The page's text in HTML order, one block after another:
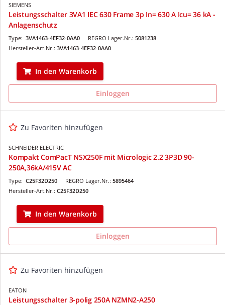
SIEMENS
Leistungsschalter 3VA1 IEC 630 Frame 3p In= 630 A Icu= 36 kA -
Anlagenschutz
REGRO Lager.Nr.: 5081238
Type: 3VA1463-4EF32-0AA0
Hersteller-Art.Nr.: 3VA1463-4EF32-0AA0
In den Warenkorb
Einloggen
Zu Favoriten hinzufügen
SCHNEIDER ELECTRIC
Kompakt ComPacT NSX250F mit Micrologic 2.2 3P3D 90-
250A,36kA/415V AC
REGRO Lager.Nr.: 5895464
Type: C25F32D250
Hersteller-Art.Nr.: C25F32D250
In den Warenkorb
Einloggen
Zu Favoriten hinzufügen
EATON
Leistungsschalter 3-polig 250A NZMN2-A250